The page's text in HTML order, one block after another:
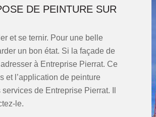
DE PEINTURE SUR
et se ternir. Pour une belle
un bon état. Si la façade de
à Entreprise Pierrat. Ce
et l’application de peinture
de Entreprise Pierrat. Il
le.